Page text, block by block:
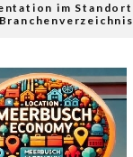
im Standort